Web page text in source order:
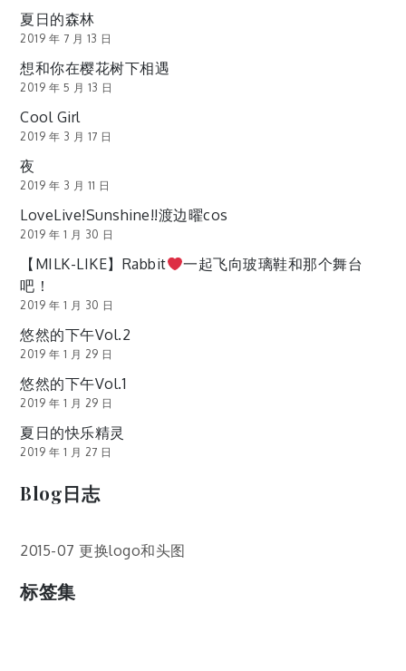
夏日的森林
2019 年 7 月 13 日
想和你在樱花树下相遇
2019 年 5 月 13 日
Cool Girl
2019 年 3 月 17 日
夜
2019 年 3 月 11 日
LoveLive!Sunshine!!渡边曜cos
2019 年 1 月 30 日
【MILK-LIKE】Rabbit
一起飞向玻璃鞋和那个舞台
吧！
2019 年 1 月 30 日
悠然的下午Vol.2
2019 年 1 月 29 日
悠然的下午Vol.1
2019 年 1 月 29 日
夏日的快乐精灵
2019 年 1 月 27 日
Blog日志
2015-07 更换logo和头图
标签集